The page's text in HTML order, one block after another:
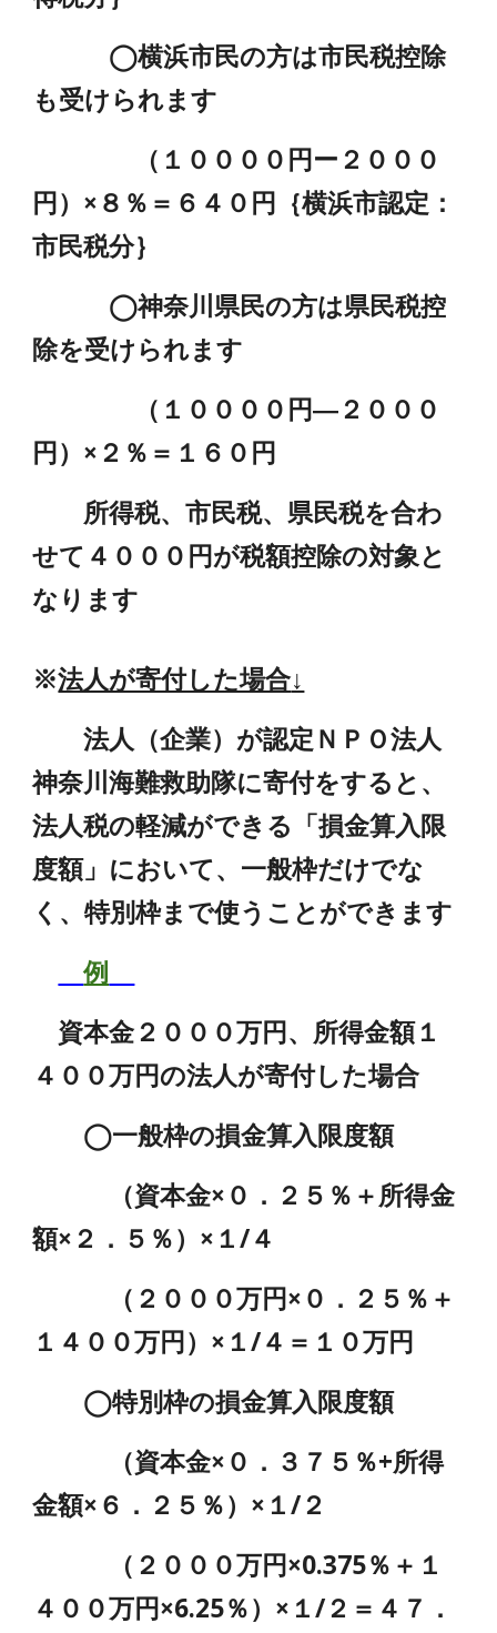
◯横浜市民の方は市民税控除
も受けられます
（１００００円ー２０００
円）×８％＝６４０円｛横浜市認定：
市民税分｝
◯神奈川県民の方は県民税控
除を受けられます
（１００００円―２０００
円）×２％＝１６０円
所得税、市民税、県民税を合わ
せて４０００円が税額控除の対象と
なります
※法人が寄付した場合↓
法人（企業）が認定ＮＰＯ法人
神奈川海難救助隊に寄付をすると、
法人税の軽減ができる「損金算入限
度額」において、一般枠だけでな
く、特別枠まで使うことができます
例
資本金２０００万円、所得金額１
４００万円の法人が寄付した場合
◯一般枠の損金算入限度額
（資本金×０．２５％＋所得金
額×２．５％）×１/４
（２０００万円×０．２５％＋
１４００万円）×１/４＝１０万円
◯特別枠の損金算入限度額
（資本金×０．３７５％+所得
金額×６．２５％）×１/２
（２０００万円×0.375％＋１
４００万円×6.25％）×１/２＝４７．